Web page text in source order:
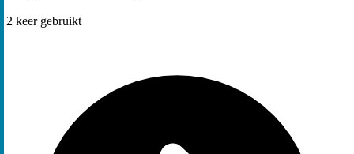
2 keer gebruikt